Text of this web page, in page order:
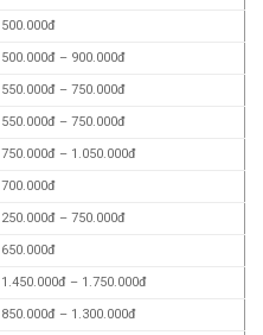
800.000đ – 1.000.000đ
800.000đ – 1.000.000đ
1.000.000đ – 1.500.000đ
150.000đ – 300.000đ
300.000đ – 400.000đ
150.000đ
150.000đ
160.000đ
20.000đ
150.000đ
500.000đ
500.000đ – 900.000đ
550.000đ – 750.000đ
550.000đ – 750.000đ
750.000đ – 1.050.000đ
700.000đ
250.000đ – 750.000đ
650.000đ
1.450.000đ – 1.750.000đ
850.000đ – 1.300.000đ